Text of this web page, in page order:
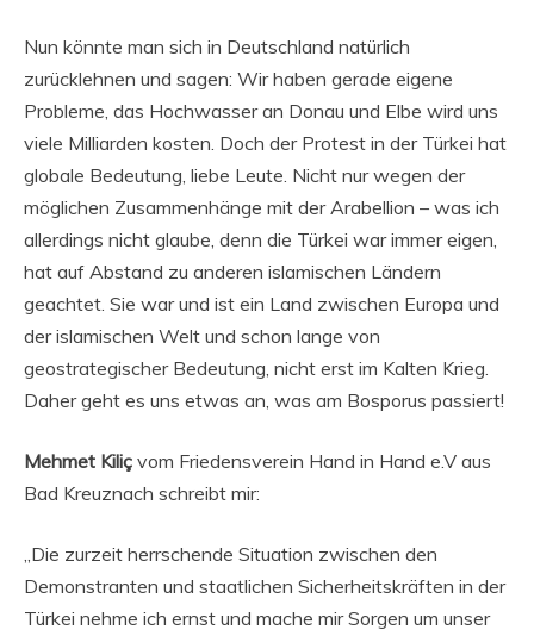
Nun könnte man sich in Deutschland natürlich
zurücklehnen und sagen: Wir haben gerade eigene
Probleme, das Hochwasser an Donau und Elbe wird uns
viele Milliarden kosten. Doch der Protest in der Türkei hat
globale Bedeutung, liebe Leute. Nicht nur wegen der
möglichen Zusammenhänge mit der Arabellion – was ich
allerdings nicht glaube, denn die Türkei war immer eigen,
hat auf Abstand zu anderen islamischen Ländern
geachtet. Sie war und ist ein Land zwischen Europa und
der islamischen Welt und schon lange von
geostrategischer Bedeutung, nicht erst im Kalten Krieg.
Daher geht es uns etwas an, was am Bosporus passiert!
Mehmet Kiliç vom Friedensverein Hand in Hand e.V aus
Bad Kreuznach schreibt mir:
„Die zurzeit herrschende Situation zwischen den
Demonstranten und staatlichen Sicherheitskräften in der
Türkei nehme ich ernst und mache mir Sorgen um unser